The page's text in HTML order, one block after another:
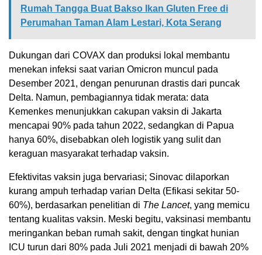
Rumah Tangga Buat Bakso Ikan Gluten Free di
Perumahan Taman Alam Lestari, Kota Serang
Dukungan dari COVAX dan produksi lokal membantu
menekan infeksi saat varian Omicron muncul pada
Desember 2021, dengan penurunan drastis dari puncak
Delta. Namun, pembagiannya tidak merata: data
Kemenkes menunjukkan cakupan vaksin di Jakarta
mencapai 90% pada tahun 2022, sedangkan di Papua
hanya 60%, disebabkan oleh logistik yang sulit dan
keraguan masyarakat terhadap vaksin.
Efektivitas vaksin juga bervariasi; Sinovac dilaporkan
kurang ampuh terhadap varian Delta (Efikasi sekitar 50-
60%), berdasarkan penelitian di The Lancet, yang memicu
tentang kualitas vaksin. Meski begitu, vaksinasi membantu
meringankan beban rumah sakit, dengan tingkat hunian
ICU turun dari 80% pada Juli 2021 menjadi di bawah 20%